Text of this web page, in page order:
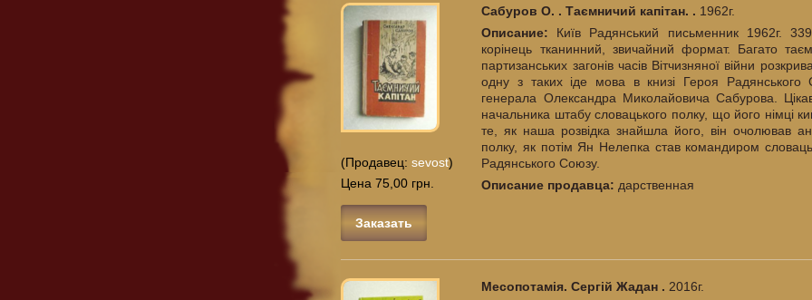
(Продавец:sevost)
Цена 75,00 грн.
Заказать
Сабуров О. . Таємничий капітан. . 1962г.
Описание: Київ Радянський письменник 1962г.
корінець тканинний, звичайний формат. Багато
партизанських загонів часів Вітчизняної війни
одну з таких іде мова в книзі Героя Радянського
генерала Олександра Миколайовича Сабурова.
начальника штабу словацького полку, що його німці
те, як наша розвідка знайшла його, він очолював
полку, як потім Ян Нелепка став командиром
Радянського Союзу.
Описание продавца:дарственная
Месопотамія. Сергій Жадан . 2016г.